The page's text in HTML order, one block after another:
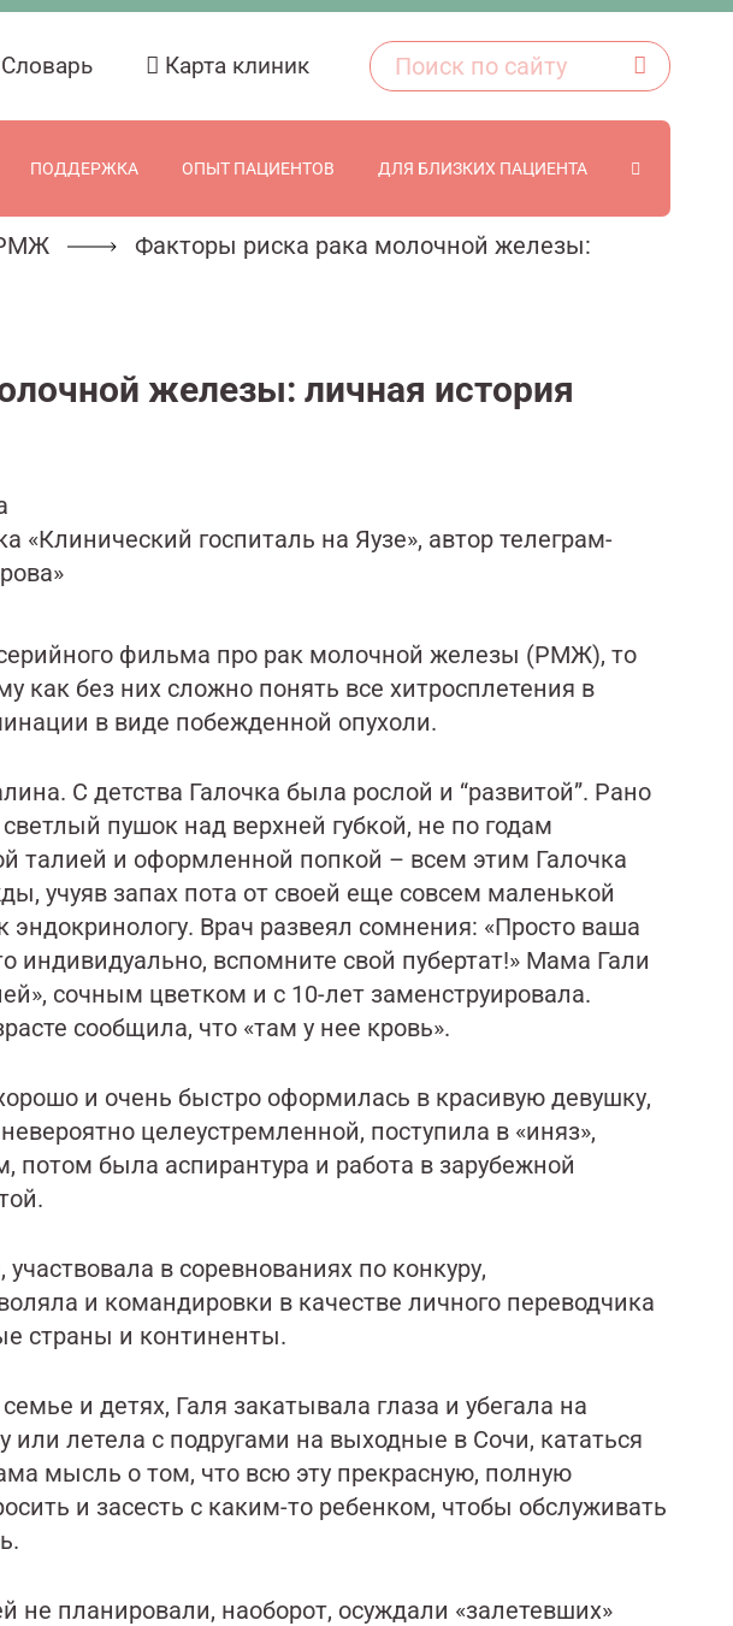
Словарь Карта клиник
ПОДДЕРЖКА ОПЫТ ПАЦИЕНТОВ ДЛЯ БЛИЗКИХ ПАЦИЕНТА
РМЖ
Факторы риска рака молочной железы:
железы: личная история
«Клинический госпиталь на Яузе», автор телеграм-
фильма про рак молочной железы (РМЖ), то
как без них сложно понять все хитросплетения в
в виде побежденной опухоли.
С детства Галочка была рослой и “развитой”. Рано
пушок над верхней губкой, не по годам
талией и оформленной попкой – всем этим Галочка
учуяв запах пота от своей еще совсем маленькой
Врач развеял сомнения: «Просто ваша
индивидуально, вспомните свой пубертат!» Мама Гали
сочным цветком и с 10-лет заменструировала.
сообщила, что «там у нее кровь».
и очень быстро оформилась в красивую девушку,
целеустремленной, поступила в «иняз»,
потом была аспирантура и работа в зарубежной
в соревнованиях по конкуру,
и командировки в качестве личного переводчика
страны и континенты.
и детях, Галя закатывала глаза и убегала на
или летела с подругами на выходные в Сочи, кататься
мысль о том, что всю эту прекрасную, полную
и засесть с каким-то ребенком, чтобы обслуживать
не планировали, наоборот, осуждали «залетевших»